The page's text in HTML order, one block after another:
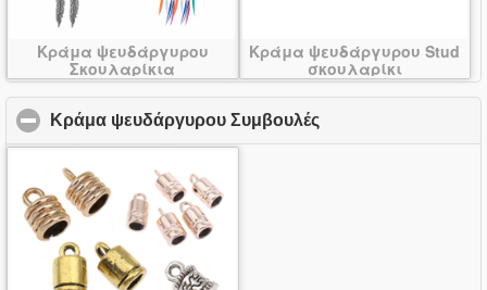
Κράμα ψευδάργυρου
Σκουλαρίκια
Κράμα ψευδάργυρου Stud
σκουλαρίκι
Κράμα ψευδάργυρου Συμβουλές